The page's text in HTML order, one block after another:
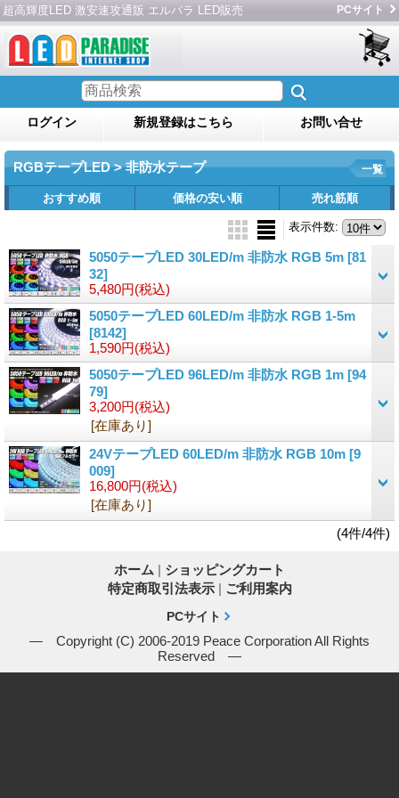
超高輝度LED 激安速攻通販 エルパラ LED販売 PCサイト
ログイン 新規登録はこちら お問い合せ
RGBテープLED > 非防水テープ 一覧
おすすめ順 価格の安い順 売れ筋順
表示件数:
5050テープLED 30LED/m 非防水 RGB 5m [81
32]
5,480円(税込)
5050テープLED 60LED/m 非防水 RGB 1-5m
[8142]
1,590円(税込)
5050テープLED 96LED/m 非防水 RGB 1m [94
79]
3,200円(税込)
[在庫あり]
24VテープLED 60LED/m 非防水 RGB 10m [9
009]
16,800円(税込)
[在庫あり]
(4件/4件)
ホーム | ショッピングカート
特定商取引法表示 | ご利用案内
PCサイト
― Copyright (C) 2006-2019 Peace Corporation All Rights
Reserved ―